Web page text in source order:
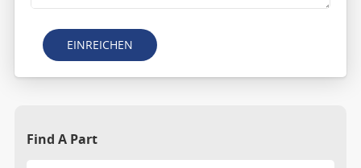
EINREICHEN
Find A Part